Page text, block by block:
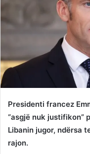
Presidenti francez
“asgjë nuk justifikon”
Libanin jugor, ndërsa
rajon.